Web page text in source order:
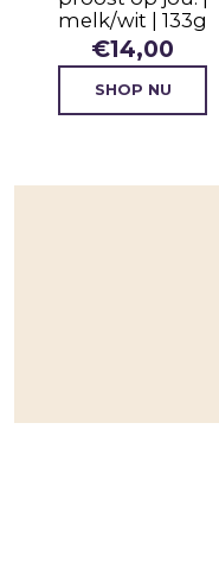
melk/wit | 133g
€14,00
SHOP NU